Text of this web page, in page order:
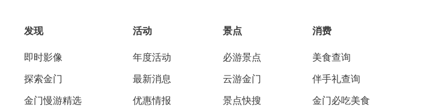
发现
即时影像
探索金门
金门慢游精选
活动
年度活动
最新消息
优惠情报
景点
必游景点
云游金门
景点快搜
消费
美食查询
伴手礼查询
金门必吃美食